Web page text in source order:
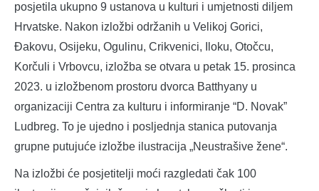
posjetila ukupno 9 ustanova u kulturi i umjetnosti diljem
Hrvatske. Nakon izložbi održanih u Velikoj Gorici,
Đakovu, Osijeku, Ogulinu, Crikvenici, Iloku, Otočcu,
Korčuli i Vrbovcu, izložba se otvara u petak 15. prosinca
2023. u izložbenom prostoru dvorca Batthyany u
organizaciji Centra za kulturu i informiranje “D. Novak”
Ludbreg. To je ujedno i posljednja stanica putovanja
grupne putujuće izložbe ilustracija „Neustrašive žene“.
Na izložbi će posjetitelji moći razgledati čak 100